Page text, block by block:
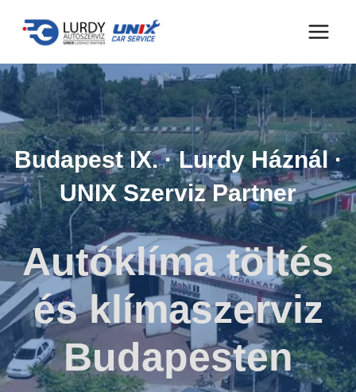
Budapest IX. · Lurdy Háznál ·
UNIX Szerviz Partner
Autóklíma töltés
és klímaszerviz
Budapesten